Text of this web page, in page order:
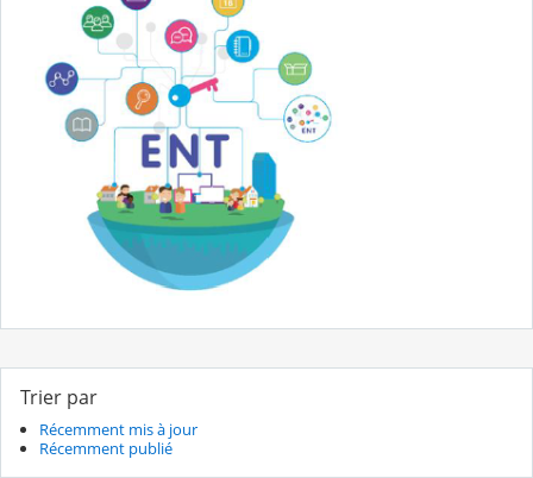
Trier par
Récemment mis à jour
Récemment publié